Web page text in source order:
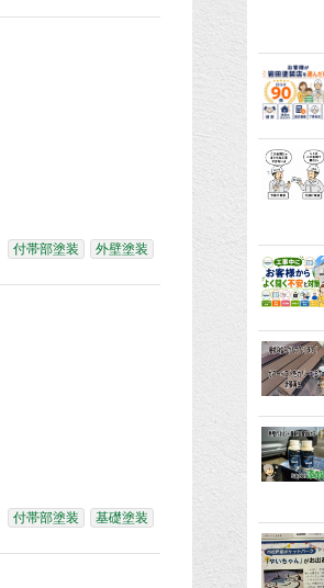
付帯部塗装 外壁塗装
付帯部塗装 基礎塗装